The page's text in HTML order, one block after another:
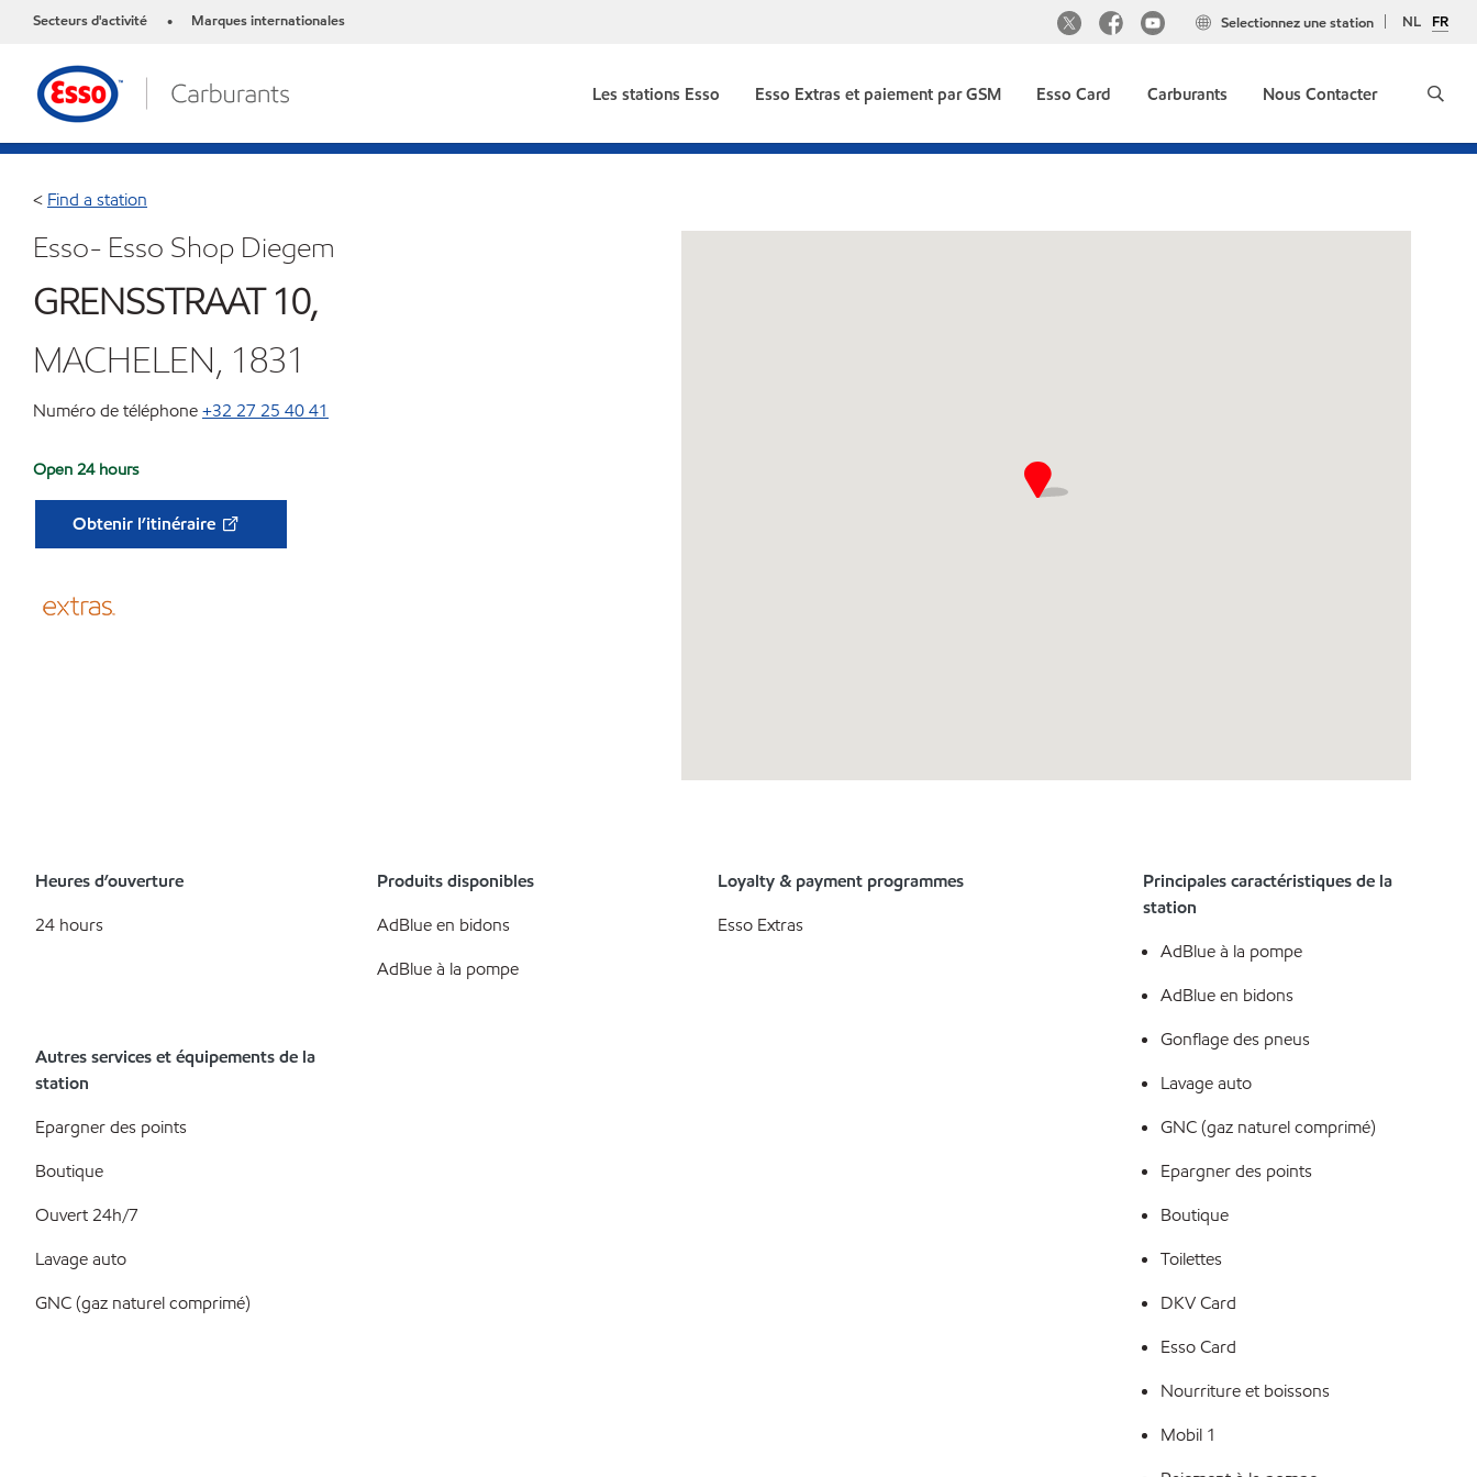
Secteurs d'activité • Marques internationales NL FR
Selectionnez une station
Les stations Esso Esso Extras et paiement par GSM Esso Card Carburants Nous Contacter
< Find a station
Esso- Esso Shop Diegem
GRENSSTRAAT 10,
MACHELEN, 1831
Numéro de téléphone+32 27 25 40 41
Open 24 hours
Obtenir l’itinéraire
Heures d’ouverture
24 hours
Produits disponibles
AdBlue en bidons
AdBlue à la pompe
Loyalty & payment programmes
Esso Extras
Autres services et équipements de la
station
Epargner des points
Boutique
Ouvert 24h/7
Lavage auto
GNC (gaz naturel comprimé)
Principales caractéristiques de la
station
AdBlue à la pompe
AdBlue en bidons
Gonflage des pneus
Lavage auto
GNC (gaz naturel comprimé)
Epargner des points
Boutique
Toilettes
DKV Card
Esso Card
Nourriture et boissons
Mobil 1